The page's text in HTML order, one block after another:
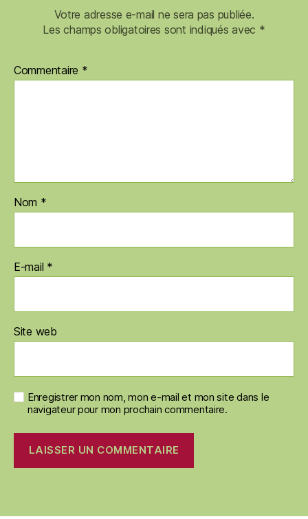
Votre adresse e-mail ne sera pas publiée.
Les champs obligatoires sont indiqués avec *
Commentaire *
Nom *
E-mail *
Site web
Enregistrer mon nom, mon e-mail et mon site dans le
navigateur pour mon prochain commentaire.